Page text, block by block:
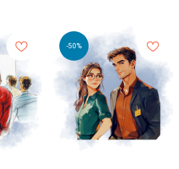
-50%